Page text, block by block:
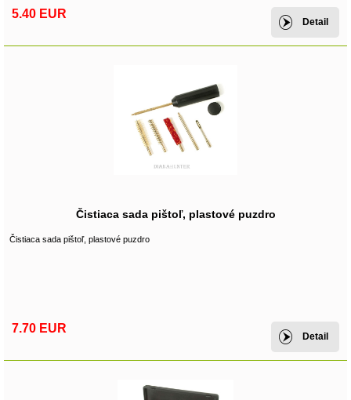
5.40 EUR
Detail
Čistiaca sada pištoľ, plastové puzdro
Čistiaca sada pištoľ, plastové puzdro
7.70 EUR
Detail